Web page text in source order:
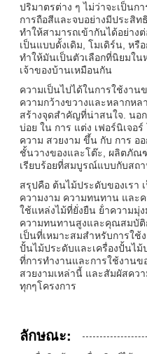
ปริมาตรต่าง ๆ ไม่ว่าจะเป็นก
การถือสีและจบอย่างมีประสิ
ทําให้สามารถเข้ากันได้อย่าง
เป็นแบบดั้งเดิม, โมเดิร์น, หรื
ทําให้มันเป็นตัวเลือกที่นิยมใ
เจ้าของบ้านเหมือนกัน
ความเป็นไปได้ในการใช้งาน
ความกว้างขวางและหลากห
สร้างจุดสําคัญที่น่าสนใจ. นอ
บ่อย ใน การ แต่ง เฟอร์นิเจอ
ความ สวยงาม ขึ้น กับ การ อ
ชั้นวางของและโต๊ะ, ผลิตภัณ
เรียบร้อยที่สมบูรณ์แบบกับสถ
สรุปคือ ต้นไม้ประดับของเรา
ความงาม ความทนทาน และ
ใช้แหล่งไม้ที่ยั่งยืน ย้ําความมุ่
ความทนทานสูงและคุณสมบัติ
เป็นที่เหมาะสมสําหรับการใช้
ปั้นไม้ประดับและเครื่องปั้นไ
ที่การทํางานและการใช้งาน
สวยงามเหล่านี้ และสัมผัสคว
ทุกๆโครงการ
ลักษณะ: